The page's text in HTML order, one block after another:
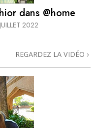
dans @home
2022
REGARDEZ LA VIDÉO